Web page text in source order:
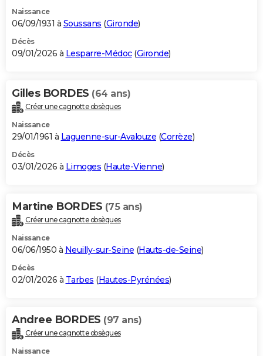
Naissance
06/09/1931 à Soussans (Gironde)
Décès
09/01/2026 à Lesparre-Médoc(Gironde)
Gilles BORDES (64 ans)
Créer une cagnotte obsèques
Naissance
29/01/1961 à Laguenne-sur-Avalouze (Corrèze)
Décès
03/01/2026 à Limoges (Haute-Vienne)
Martine BORDES (75 ans)
Créer une cagnotte obsèques
Naissance
06/06/1950 à Neuilly-sur-Seine (Hauts-de-Seine)
Décès
02/01/2026 à Tarbes (Hautes-Pyrénées)
Andree BORDES (97 ans)
Créer une cagnotte obsèques
Naissance